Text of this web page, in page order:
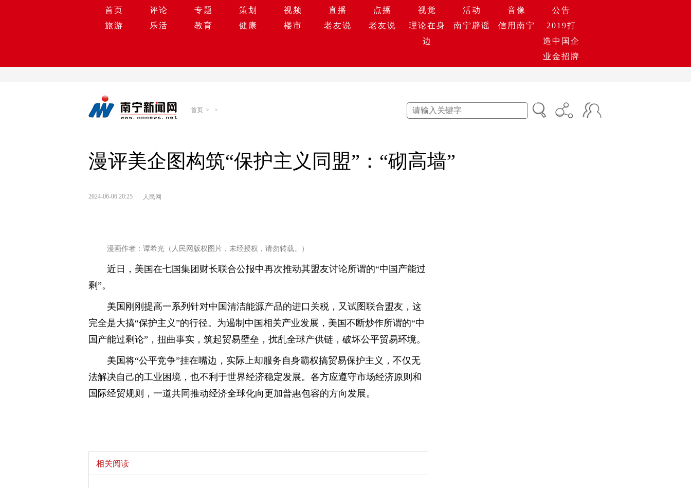
首页 评论 专题 策划 视频 直播 点播 视觉 活动 音像
公告
旅游
乐活 教育 健康 楼市 老友说 老友说
理论在身
边
南宁辟谣 信用南宁
2019打
造中国企
业金招牌
首页 > >
漫评美企图构筑“保护主义同盟”：“砌高墙”
2024-06-06 20:25 人民网
漫画作者：谭希光（人民网版权图片，未经授权，请勿转载。）
近日，美国在七国集团财长联合公报中再次推动其盟友讨论所谓的“中国产能过
剩”。
美国刚刚提高一系列针对中国清洁能源产品的进口关税，又试图联合盟友，这
完全是大搞“保护主义”的行径。为遏制中国相关产业发展，美国不断炒作所谓的“中
国产能过剩论”，扭曲事实，筑起贸易壁垒，扰乱全球产供链，破坏公平贸易环境。
美国将“公平竞争”挂在嘴边，实际上却服务自身霸权搞贸易保护主义，不仅无
法解决自己的工业困境，也不利于世界经济稳定发展。各方应遵守市场经济原则和
国际经贸规则，一道共同推动经济全球化向更加普惠包容的方向发展。
相关阅读